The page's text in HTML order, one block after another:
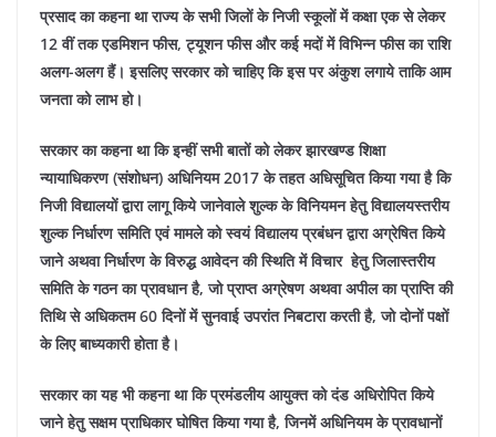
प्रसाद का कहना था राज्य के सभी जिलों के निजी स्कूलों में कक्षा एक से लेकर
12 वीं तक एडमिशन फीस, ट्यूशन फीस और कई मदों में विभिन्न फीस का राशि
अलग-अलग हैं। इसलिए सरकार को चाहिए कि इस पर अंकुश लगाये ताकि आम
जनता को लाभ हो।
सरकार का कहना था कि इन्हीं सभी बातों को लेकर झारखण्ड शिक्षा
न्यायाधिकरण (संशोधन) अधिनियम 2017 के तहत अधिसूचित किया गया है कि
निजी विद्यालयों द्वारा लागू किये जानेवाले शुल्क के विनियमन हेतु विद्यालयस्तरीय
शुल्क निर्धारण समिति एवं मामले को स्वयं विद्यालय प्रबंधन द्वारा अग्रेषित किये
जाने अथवा निर्धारण के विरुद्ध आवेदन की स्थिति में विचार हेतु जिलास्तरीय
समिति के गठन का प्रावधान है, जो प्राप्त अग्रेषण अथवा अपील का प्राप्ति की
तिथि से अधिकतम 60 दिनों में सुनवाई उपरांत निबटारा करती है, जो दोनों पक्षों
के लिए बाध्यकारी होता है।
सरकार का यह भी कहना था कि प्रमंडलीय आयुक्त को दंड अधिरोपित किये
जाने हेतु सक्षम प्राधिकार घोषित किया गया है, जिनमें अधिनियम के प्रावधानों